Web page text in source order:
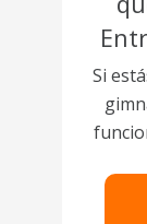
Si